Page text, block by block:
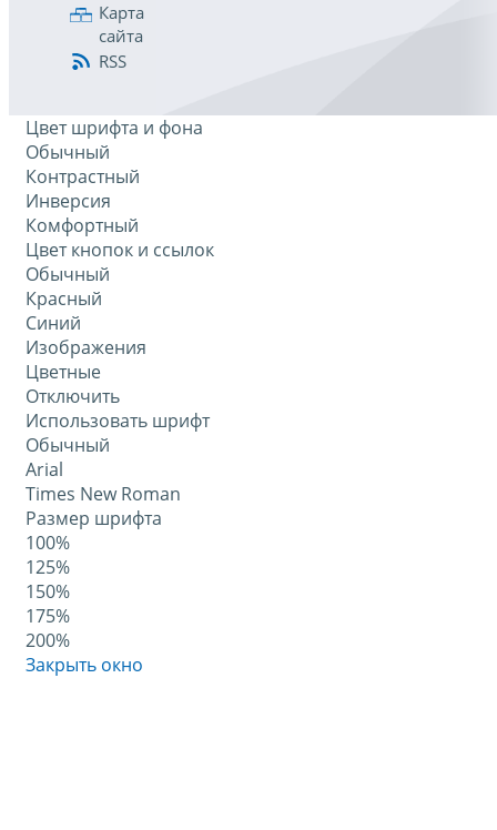
Карта
сайта
RSS
Цвет шрифта и фона
Обычный
Контрастный
Инверсия
Комфортный
Цвет кнопок и ссылок
Обычный
Красный
Синий
Изображения
Цветные
Отключить
Использовать шрифт
Обычный
Arial
Times New Roman
Размер шрифта
100%
125%
150%
175%
200%
Закрыть окно